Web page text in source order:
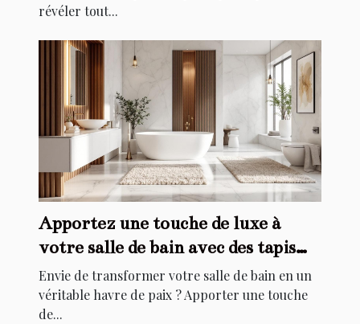
révéler tout...
Apportez une touche de luxe à
votre salle de bain avec des tapis
élégants
Envie de transformer votre salle de bain en un
véritable havre de paix ? Apporter une touche
de...